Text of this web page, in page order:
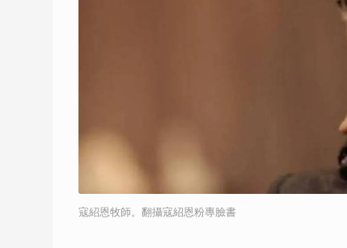
寇紹恩牧師。翻攝寇紹恩粉專臉書